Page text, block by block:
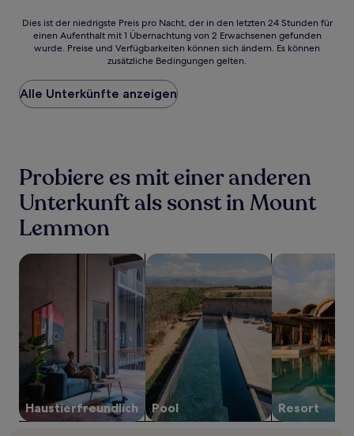
Dies
der
Preis
pro
Nacht,
24 Stunden
für
einen
Aufenthalt
mit
1 Übernachtung
von
wurde.
Preise
und
Verfügbarkeiten
können
sich
ändern.
Es
können
Dies ist der niedrigste Preis pro Nacht, der in den letzten 24 Stunden für
einen Aufenthalt mit 1 Übernachtung von 2 Erwachsenen gefunden
wurde. Preise und Verfügbarkeiten können sich ändern. Es können
zusätzliche Bedingungen gelten.
Alle Unterkünfte anzeigen
Probiere es mit einer anderen
Unterkunft als sonst in Mount
Lemmon
Haustier­freundlich
Suche nach haustierfreundlichen Unterkünften
Pool
Suche nach Unterkünften mit Pool
Resort
Suche nach